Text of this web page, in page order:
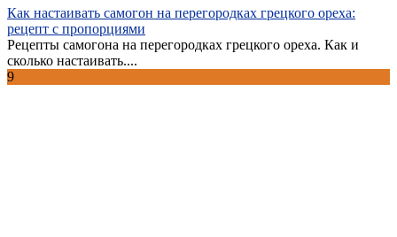
Как настаивать самогон на перегородках грецкого ореха:
рецепт с пропорциями
Рецепты самогона на перегородках грецкого ореха. Как и
сколько настаивать....
9